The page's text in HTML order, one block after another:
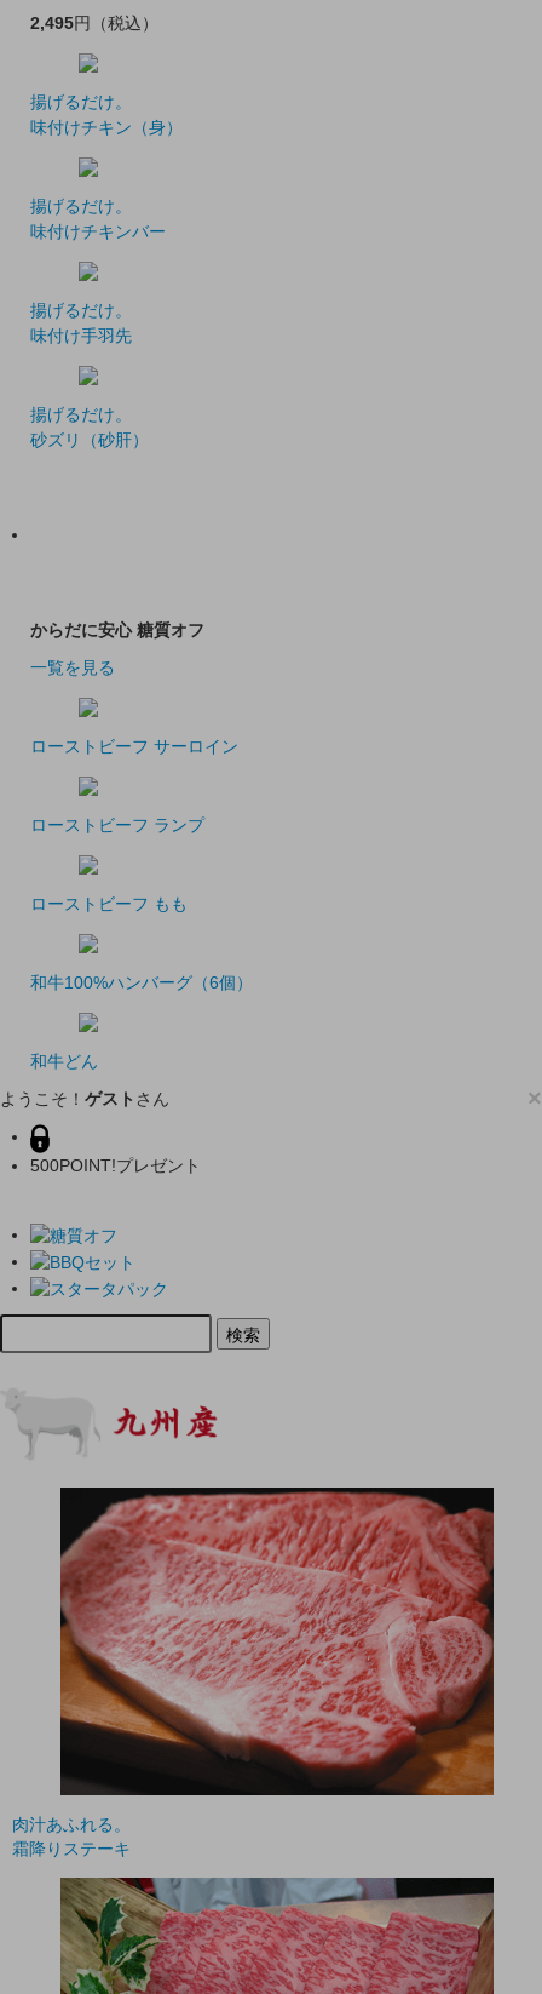
2,495円 （税込）
揚げるだけ。
味付けチキン（身）
揚げるだけ。
味付けチキンバー
揚げるだけ。
味付け手羽先
揚げるだけ。
砂ズリ（砂肝）
からだに安心 糖質オフ
一覧を見る
ローストビーフ サーロイン
ローストビーフ ランプ
ローストビーフ もも
和牛100%ハンバーグ（6個）
和牛どん
×
ようこそ！ ゲスト さん
500POINT!プレゼント
肉汁あふれる。
霜降りステーキ